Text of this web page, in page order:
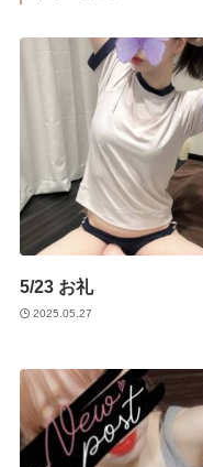
5/23 お礼
2025.05.27